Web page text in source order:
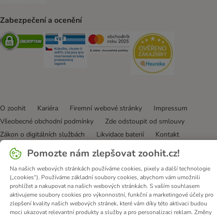
Zabezpečení a ocenění
Security Security Security
O zoohit Kariéra Firemní webové stránky
Impressum
Všeobecné obchodní podmínky
Zde odstoupit od smlouvy
Zákon o digitálních službách
Likvidace baterií
Kontakt
Poštovné a dodací termín
Způsoby platby
Partnerský program
Ochrana osobních údajů
Ochrana osobních údajů
Prohlášení o přístupnosti
© zooplus SE 2026
Pomozte nám zlepšovat zoohit.cz!
Na našich webových stránkách používáme cookies, pixely a další technologie
(„cookies“). Používáme základní soubory cookies, abychom vám umožnili
prohlížet a nakupovat na našich webových stránkách. S vaším souhlasem
aktivujeme soubory cookies pro výkonnostní, funkční a marketingové účely pro
zlepšení kvality našich webových stránek, které vám díky této aktivaci budou
moci ukazovat relevantní produkty a služby a pro personalizaci reklam. Změny